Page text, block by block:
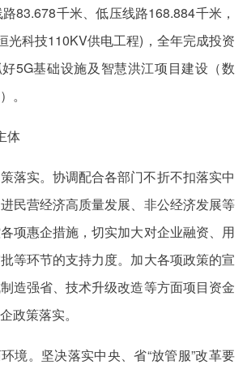
83.678千米、低压线路168.884千米，
光科技110KV供电工程)，全年完成投资
5G基础设施及智慧洪江项目建设（数
。
体
落实。协调配合各部门不折不扣落实中
民营经济高质量发展、非公经济发展等
项惠企措施，切实加大对企业融资、用
等环节的支持力度。加大各项政策的宣
造强省、技术升级改造等方面项目资金
政策落实。
境。坚决落实中央、省“放管服”改革要